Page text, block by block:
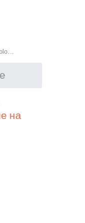
Технологии/Technology
на